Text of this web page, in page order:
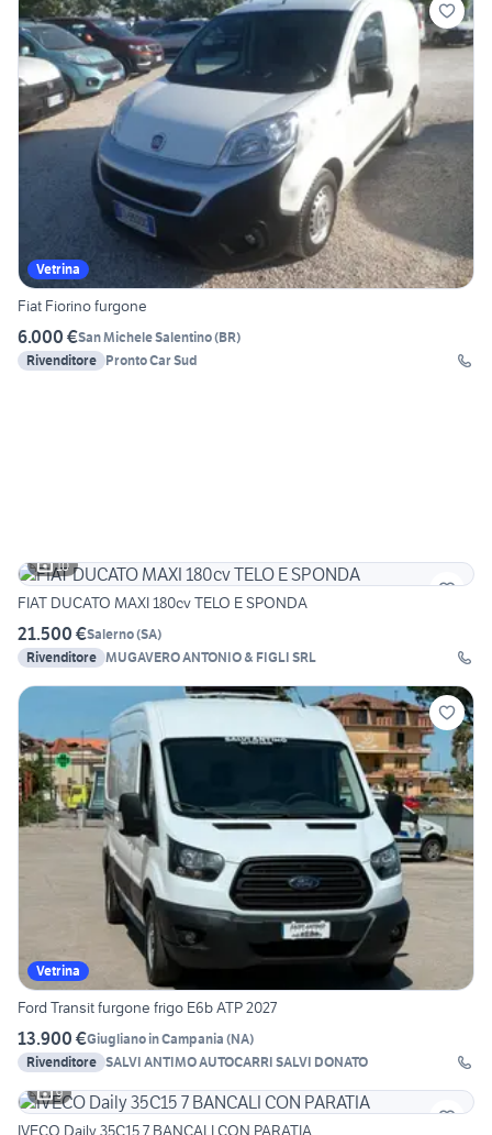
Vetrina
Fiat Fiorino furgone
6.000 €San Michele Salentino(BR)
Rivenditore Pronto Car Sud
10
FIAT DUCATO MAXI 180cv TELO E SPONDA
21.500 €Salerno(SA)
Rivenditore MUGAVERO ANTONIO & FIGLI SRL
Vetrina
Ford Transit furgone frigo E6b ATP 2027
13.900 €Giugliano in Campania (NA)
Rivenditore SALVI ANTIMO AUTOCARRI SALVI DONATO
9
IVECO Daily 35C15 7 BANCALI CON PARATIA